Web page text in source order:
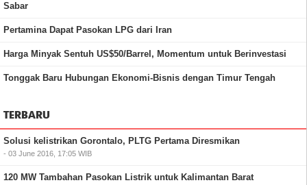
Sabar
Pertamina Dapat Pasokan LPG dari Iran
Harga Minyak Sentuh US$50/Barrel, Momentum untuk Berinvestasi
Tonggak Baru Hubungan Ekonomi-Bisnis dengan Timur Tengah
TERBARU
Solusi kelistrikan Gorontalo, PLTG Pertama Diresmikan
- 03 June 2016, 17:05 WIB
120 MW Tambahan Pasokan Listrik untuk Kalimantan Barat